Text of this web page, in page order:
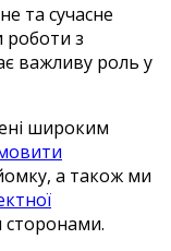
та сучасне
роботи з
важливу роль у
широким
а також ми
сторонами.